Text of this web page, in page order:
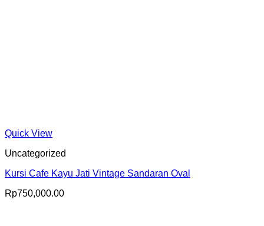
Quick View
Uncategorized
Kursi Cafe Kayu Jati Vintage Sandaran Oval
Rp750,000.00